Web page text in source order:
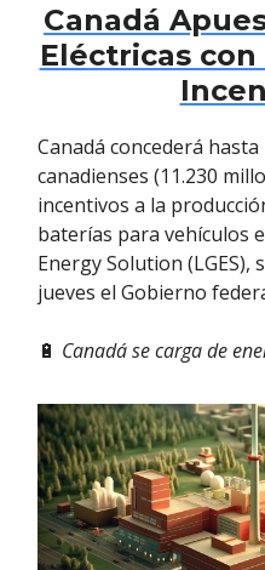
Canadá
Eléctricas
Canadá concederá
canadienses (11.230
incentivos a la
baterías para vehículos
Energy Solution (LGES),
jueves el Gobierno
🔋 Canadá se carga de